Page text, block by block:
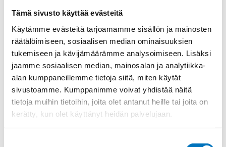
Tämä sivusto käyttää evästeitä
Käytämme evästeitä tarjoamamme sisällön ja mainosten
räätälöimiseen, sosiaalisen median ominaisuuksien
tukemiseen ja kävijämäärämme analysoimiseen. Lisäksi
jaamme sosiaalisen median, mainosalan ja analytiikka-
alan kumppaneillemme tietoja siitä, miten käytät
sivustoamme. Kumppanimme voivat yhdistää näitä
tietoja muihin tietoihin, joita olet antanut heille tai joita on
kerätty, kun olet käyttänyt heidän palvelujaan.
Toimitusaika: 1-7 päivää
Toimituskulut 35kg:n asti 25€.
Yli 35kg:n toimituskulut toteutuneiden kulujen mukaan.
Valmistaja
ILME S.p.A
Koko
size "104.27"
Materiaali
Metalli
Käyttölämpötila
'-40 °C...+125 °C